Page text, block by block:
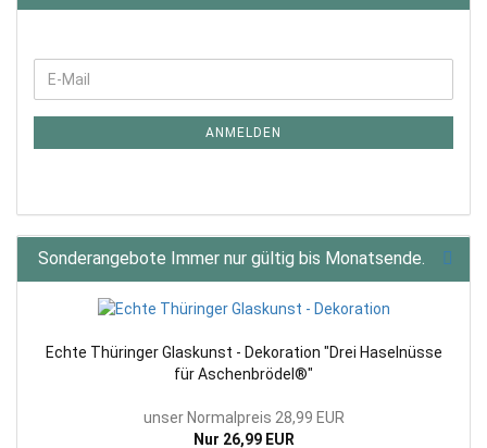
WEITER
ZUR
NEWSLETTER-
E-
Mail
ANMELDEN
Sonderangebote Immer nur gültig bis Monatsende.
Echte Thüringer Glaskunst - Dekoration "Drei Haselnüsse
für Aschenbrödel®"
unser Normalpreis 28,99 EUR
Nur 26,99 EUR